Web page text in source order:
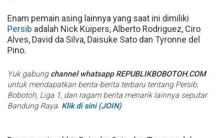
Enam pemain asing lainnya yang saat ini dimiliki
Persib adalah Nick Kuipers, Alberto Rodriguez, Ciro
Alves, David da Silva, Daisuke Sato dan Tyronne del
Pino.
Yuk gabung channel whatsapp REPUBLIKBOBOTOH.COM
untuk mendapatkan berita-berita terbaru tentang Persib,
Bobotoh, Liga 1, dan ragam berita menarik lainnya seputar
Bandung Raya. Klik di sini (JOIN)